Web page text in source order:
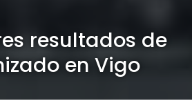
resultados de
en Vigo